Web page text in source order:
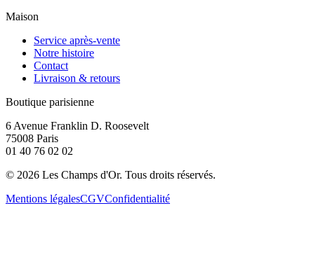
Maison
Service après-vente
Notre histoire
Contact
Livraison & retours
Boutique parisienne
6 Avenue Franklin D. Roosevelt
75008 Paris
01 40 76 02 02
© 2026 Les Champs d'Or. Tous droits réservés.
Mentions légalesCGVConfidentialité